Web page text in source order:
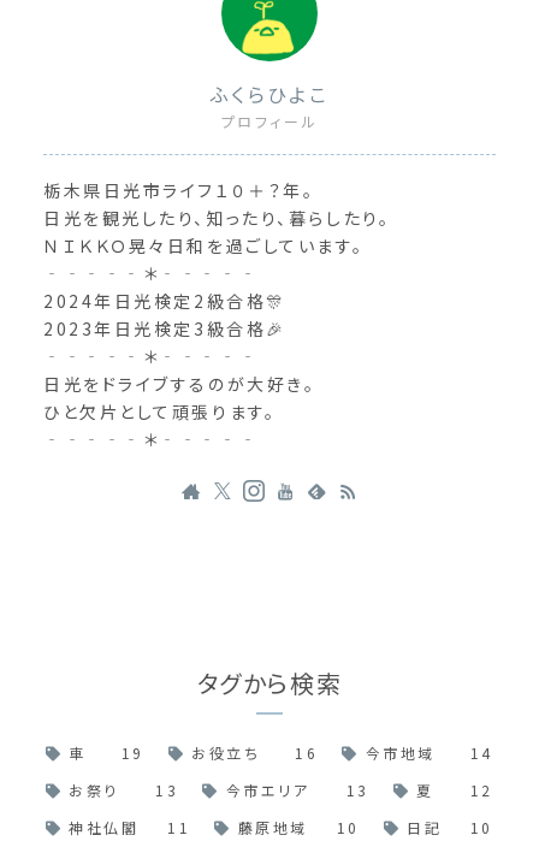
ふくらひよこ
プロフィール
栃木県日光市ライフ１０＋？年。
日光を観光したり、知ったり、暮らしたり。
ＮＩＫＫＯ晃々日和を過ごしています。
‐‐‐‐‐＊‐‐‐‐‐
2024年日光検定2級合格🎊
2023年日光検定3級合格🎉
‐‐‐‐‐＊‐‐‐‐‐
日光をドライブするのが大好き。
ひと欠片として頑張ります。
‐‐‐‐‐＊‐‐‐‐‐
タグから検索
車 19 お役立ち 16 今市地域
14
お祭り
13 今市エリア 13 夏
12
神社仏閣
11 藤原地域 10 日記
10